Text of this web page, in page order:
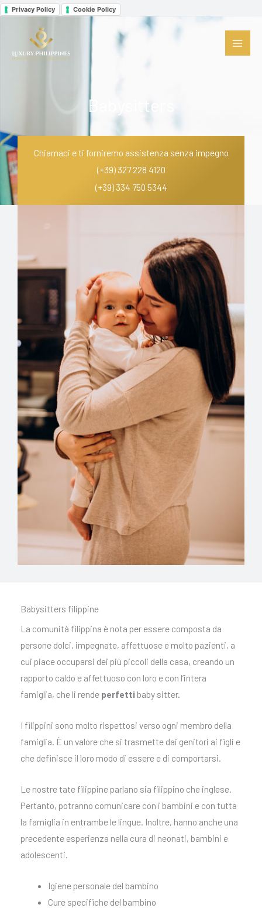
Privacy Policy Cookie Policy Vai
contenuto
Babysitters
Chiamaci e ti forniremo assistenza senza impegno
(+39) 327 228 4120
(+39) 334 750 5344
Babysitters filippine
La comunità filippina è nota per essere composta da
persone dolci, impegnate, affettuose e molto pazienti, a
cui piace occuparsi dei più piccoli della casa, creando un
rapporto caldo e affettuoso con loro e con l’intera
famiglia, che li rende perfetti baby sitter.
I filippini sono molto rispettosi verso ogni membro della
famiglia. È un valore che si trasmette dai genitori ai figli e
che definisce il loro modo di essere e di comportarsi.
Le nostre tate filippine parlano sia filippino che inglese.
Pertanto, potranno comunicare con i bambini e con tutta
la famiglia in entrambe le lingue. Inoltre, hanno anche una
precedente esperienza nella cura di neonati, bambini e
adolescenti.
Igiene personale del bambino
Cure specifiche del bambino
FacebookInstagram